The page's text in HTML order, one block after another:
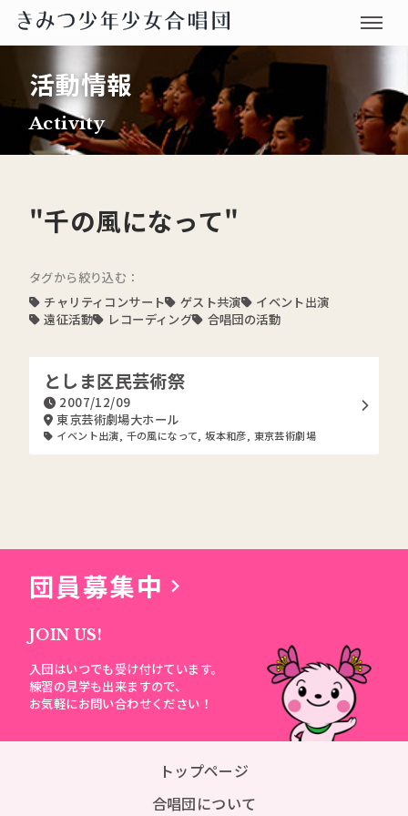
活動情報
Activity
"千の風になって"
タグから絞り込む：
チャリティコンサート
ゲスト共演
イベント出演
遠征活動
レコーディング 合唱団の活動
としま区民芸術祭
2007/12/09
東京芸術劇場大ホール
イベント出演 千の風になって ,坂本和彦 東京芸術劇場
団員募集中
JOIN US!
入団はいつでも受け付けています。
練習の見学も出来ますので、
お気軽にお問い合わせください！
トップページ
合唱団について